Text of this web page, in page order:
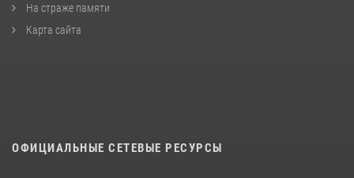
На страже памяти
Карта сайта
ОФИЦИАЛЬНЫЕ СЕТЕВЫЕ РЕСУРСЫ